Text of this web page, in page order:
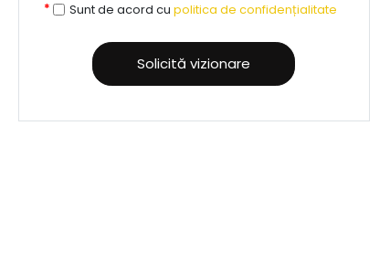
Sunt de acord cu politica de confidențialitate
Solicită vizionare